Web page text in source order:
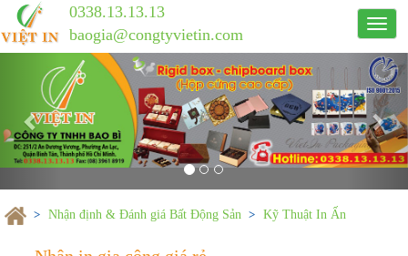
Công
ty
in
ấn
Việt
In
0338.13.13.13
baogia@congtyvietin.com
Previous